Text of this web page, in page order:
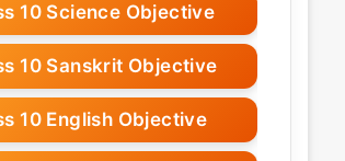
10 Science Objective
10 Sanskrit Objective
10 English Objective